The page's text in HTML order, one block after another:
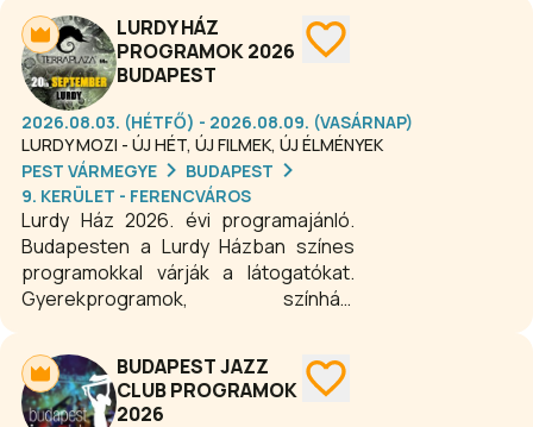
LURDY HÁZ
PROGRAMOK 2026
BUDAPEST
2026.08.03. (HÉTFŐ) - 2026.08.09. (VASÁRNAP)
LURDY MOZI - ÚJ HÉT, ÚJ FILMEK, ÚJ ÉLMÉNYEK
PEST VÁRMEGYE
BUDAPEST
9. KERÜLET - FERENCVÁROS
Lurdy Ház 2026. évi programajánló.
Budapesten a Lurdy Házban színes
programokkal várják a látogatókat.
Gyerekprogramok, színházi
rendezvények, kiállítások, expók,
szakmai konferenciák, fesztiválok
színesítik a mindennapokat.
BUDAPEST JAZZ
CLUB PROGRAMOK
2026